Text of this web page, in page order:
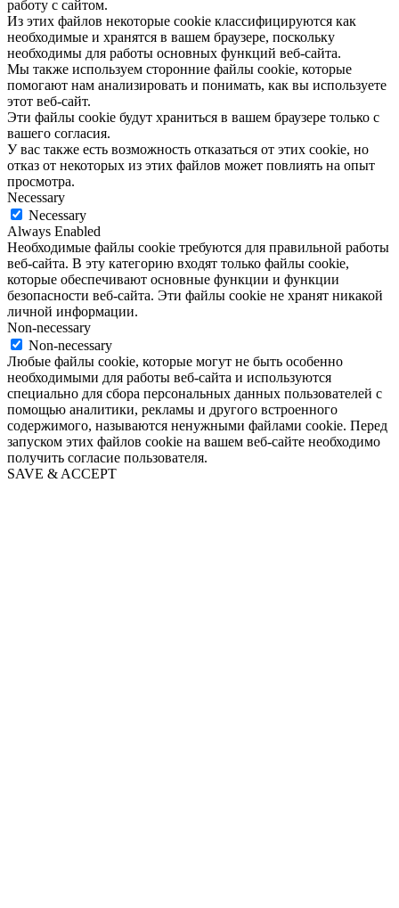
работу с сайтом.
Из этих файлов некоторые cookie классифицируются как
необходимые и хранятся в вашем браузере, поскольку
необходимы для работы основных функций веб-сайта.
Мы также используем сторонние файлы cookie, которые
помогают нам анализировать и понимать, как вы используете
этот веб-сайт.
Эти файлы cookie будут храниться в вашем браузере только с
вашего согласия.
У вас также есть возможность отказаться от этих cookie, но
отказ от некоторых из этих файлов может повлиять на опыт
просмотра.
Necessary
Necessary
Always Enabled
Необходимые файлы cookie требуются для правильной работы
веб-сайта. В эту категорию входят только файлы cookie,
которые обеспечивают основные функции и функции
безопасности веб-сайта. Эти файлы cookie не хранят никакой
личной информации.
Non-necessary
Non-necessary
Любые файлы cookie, которые могут не быть особенно
необходимыми для работы веб-сайта и используются
специально для сбора персональных данных пользователей с
помощью аналитики, рекламы и другого встроенного
содержимого, называются ненужными файлами cookie. Перед
запуском этих файлов cookie на вашем веб-сайте необходимо
получить согласие пользователя.
SAVE & ACCEPT